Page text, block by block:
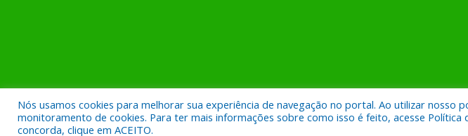
Todos os direitos reservados a Prefeitura Municipal de Rurópolis.
Nós usamos cookies para melhorar sua experiência de navegação no portal. Ao utilizar nosso
monitoramento de cookies. Para ter mais informações sobre como isso é feito, acesse Política
concorda, clique em ACEITO.